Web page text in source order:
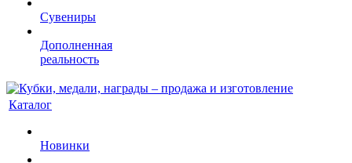
Сувениры
Дополненная
реальность
Каталог
Новинки